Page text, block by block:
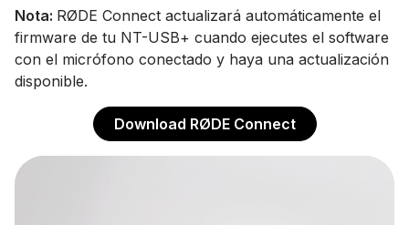
Nota: RØDE Connect actualizará automáticamente el
firmware de tu NT-USB+ cuando ejecutes el software
con el micrófono conectado y haya una actualización
disponible.
Download RØDE Connect